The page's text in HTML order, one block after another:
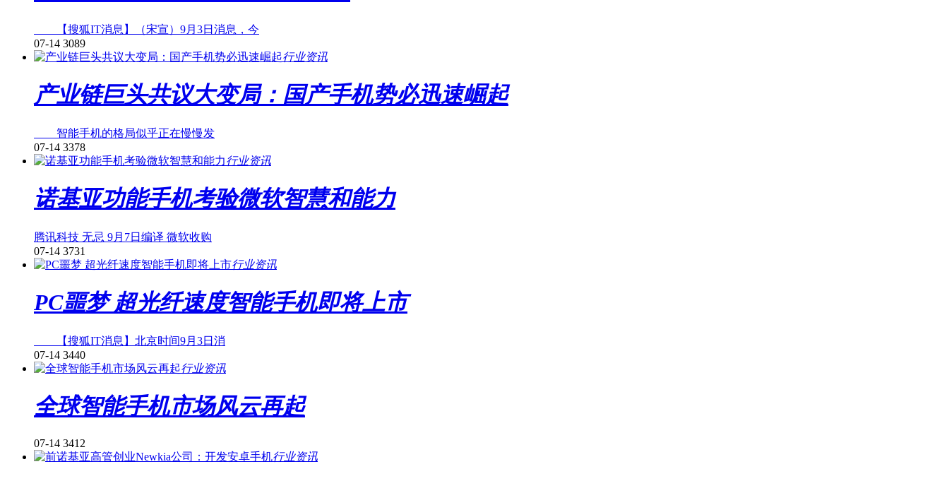
【搜狐IT消息】（宋宣）9月3日消息，今
07-14 3089
行业资讯
产业链巨头共议大变局：国产手机势必迅速崛起
智能手机的格局似乎正在慢慢发
07-14 3378
行业资讯
诺基亚功能手机考验微软智慧和能力
腾讯科技 无忌 9月7日编译 微软收购
07-14 3731
行业资讯
PC噩梦 超光纤速度智能手机即将上市
【搜狐IT消息】北京时间9月3日消
07-14 3440
行业资讯
全球智能手机市场风云再起
07-14 3412
行业资讯